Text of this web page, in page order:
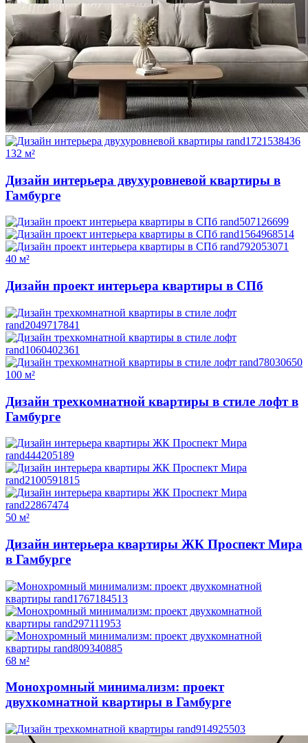
132 м²
Дизайн интерьера двухуровневой квартиры в
Гамбурге
40 м²
Дизайн проект интерьера квартиры в СПб
100 м²
Дизайн трехкомнатной квартиры в стиле лофт в
Гамбурге
50 м²
Дизайн интерьера квартиры ЖК Проспект Мира
в Гамбурге
68 м²
Монохромный минимализм: проект
двухкомнатной квартиры в Гамбурге